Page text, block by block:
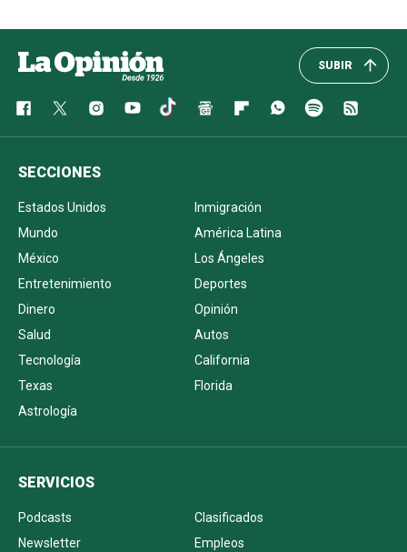
SUBIR
SECCIONES
Estados Unidos
Inmigración
Mundo
América Latina
México
Los Ángeles
Entretenimiento
Deportes
Dinero
Opinión
Salud
Autos
Tecnología
California
Texas
Florida
Astrología
SERVICIOS
Podcasts
Clasificados
Newsletter
Empleos